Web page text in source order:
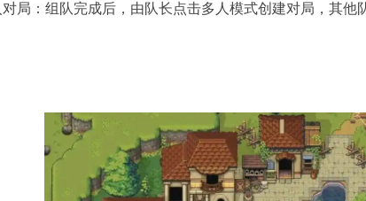
局：组队完成后，由队长点击多人模式创建对局，其他